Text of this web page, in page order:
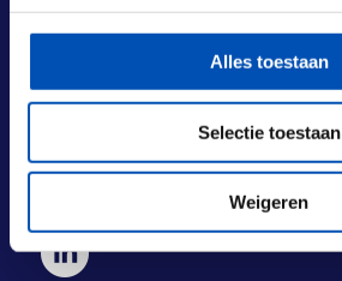
Alles toestaan
Selectie toestaan
Weigeren
2593 BM Den Haag
Laan van Nieuw Oost-Indië 133 M
+31 (0) 70 833 1333